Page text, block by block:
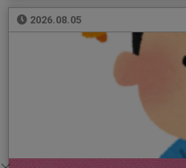
2026.08.05